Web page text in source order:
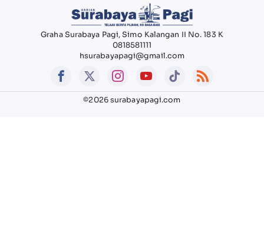
Graha Surabaya Pagi, Simo Kalangan II No. 183 K
0818581111
hsurabayapagi@gmail.com
©2026 surabayapagi.com